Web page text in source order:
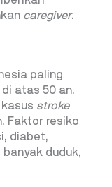
caregiver.
paling
atas 50 an.
stroke
Faktor resiko
diabet,
duduk,